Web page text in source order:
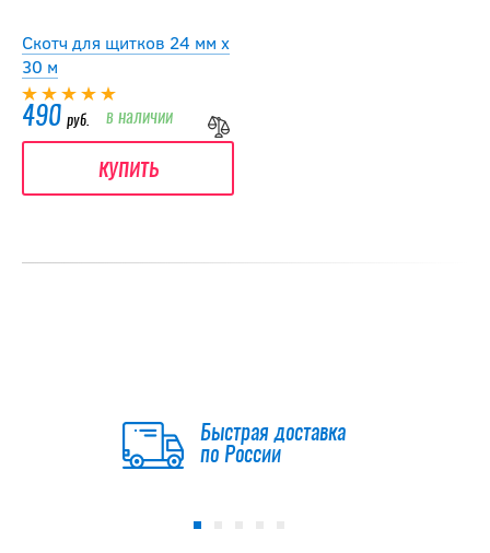
Скотч для щитков 24 мм х
30 м
490 руб. в наличии
купить
Быстрая доставка
по России